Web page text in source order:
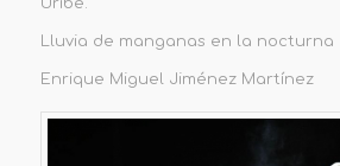
Uribe.
Lluvia de manganas en la nocturna
Enrique Miguel Jiménez Martínez